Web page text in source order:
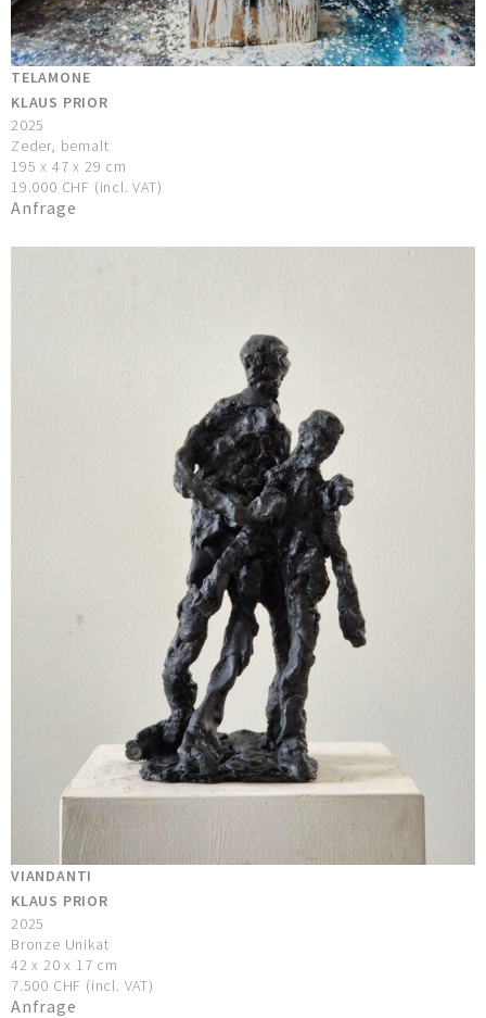
TELAMONE
KLAUS PRIOR
2025
Zeder, bemalt
195 x 47 x 29 cm
19.000 CHF (incl. VAT)
Anfrage
VIANDANTI
KLAUS PRIOR
2025
Bronze Unikat
42 x 20 x 17 cm
7.500 CHF (incl. VAT)
Anfrage